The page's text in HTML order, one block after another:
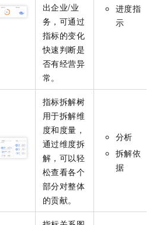
出企业/业
务，可通过
指标的变化
快速判断是
否有经营异
常。
进度指
示
指标拆解树
用于拆解维
度和度量，
通过维度拆
解，可以轻
松查看各个
部分对整体
的贡献。
分析
拆解依
据